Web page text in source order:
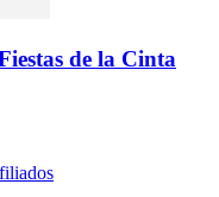
de la Cinta